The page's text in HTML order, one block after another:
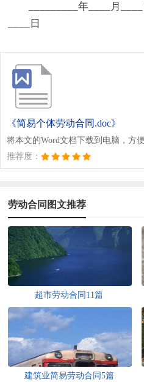
_________年____月
____日
《简易个体劳动合同.doc》
将本文的Word文档下载到电脑，方
推荐度：
劳动合同图文推荐
超市劳动合同11篇
建筑业简易劳动合同5篇